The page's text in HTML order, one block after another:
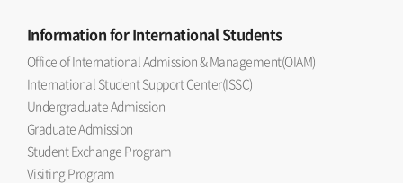
Informationfor International Students
Office of International Admission & Management(OIAM)
International Student Support Center(ISSC)
Undergraduate Admission
Graduate Admission
Student Exchange Program
Visiting Program